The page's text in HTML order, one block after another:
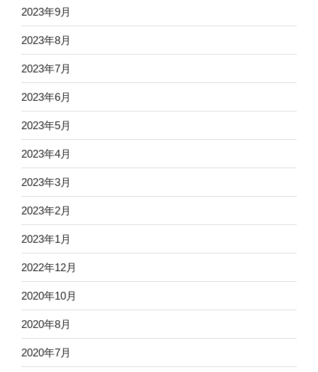
2023年9月
2023年8月
2023年7月
2023年6月
2023年5月
2023年4月
2023年3月
2023年2月
2023年1月
2022年12月
2020年10月
2020年8月
2020年7月